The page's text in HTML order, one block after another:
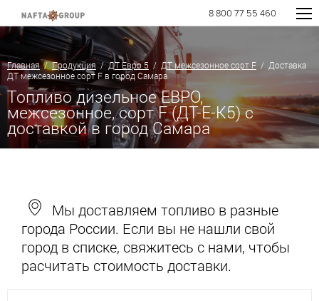
8 800 77 55 460
Главная/Продукция/ДТ Евро 5 / ДТ межсезонное сорт F / Доставка
ДТ межсезонное сорт F в город Самара
Топливо дизельное ЕВРО,
межсезонное, сорт F (ДТ-Е-К5) с
доставкой в город Самара
Мы доставляем топливо в разные
города России. Если вы не нашли свой
город в списке, свяжитесь с нами, чтобы
расчитать стоимость доставки.